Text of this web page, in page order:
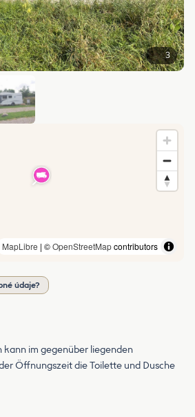
3
MapLibre | ©OpenStreetMapcontributors
údaje?
kann im gegenüber liegenden
Öffnungszeit die Toilette und Dusche